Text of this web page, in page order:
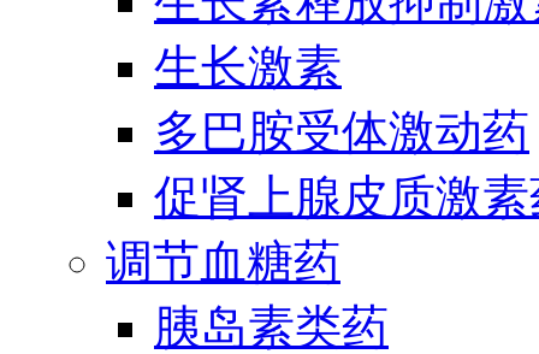
生长激素
多巴胺受体激动药
促肾上腺皮质激
调节血糖药
胰岛素类药